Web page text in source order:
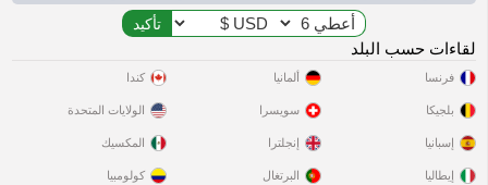
لقاءات حسب البلد
فرنسا
بلجيكا
إسبانيا
إيطاليا
ألمانيا
سويسرا
إنجلترا
البرتغال
كندا
الولايات المتحدة
المكسيك
كولومبيا